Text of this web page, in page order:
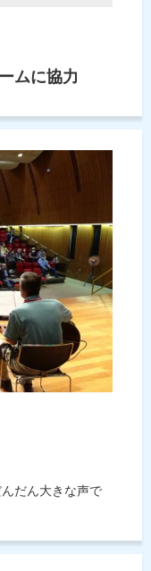
ムに協力
だん大きな声で